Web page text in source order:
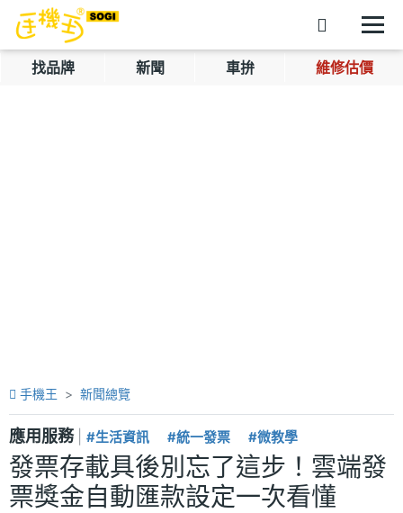
找品牌 新聞 車拚 維修估價
手機王 新聞總覽
應用服務 #生活資訊 #統一發票 #微教學
發票存載具後別忘了這步！雲端發
票獎金自動匯款設定一次看懂